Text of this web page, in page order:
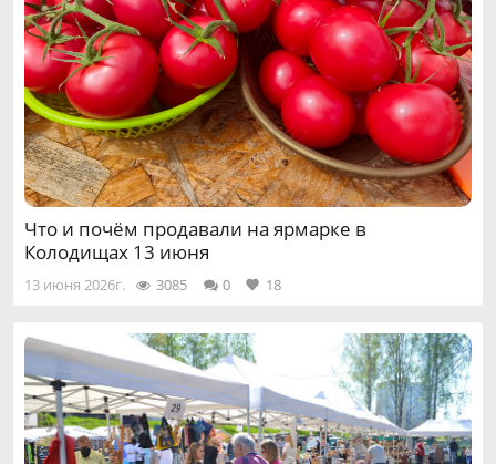
Что и почём продавали на ярмарке в
Колодищах 13 июня
13 июня 2026г. 3085 0 18